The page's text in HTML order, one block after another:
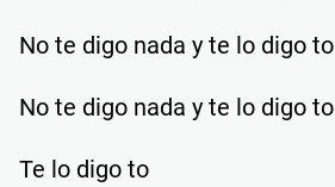
No te digo nada y te lo digo to
No te digo nada y te lo digo to
Te lo digo to